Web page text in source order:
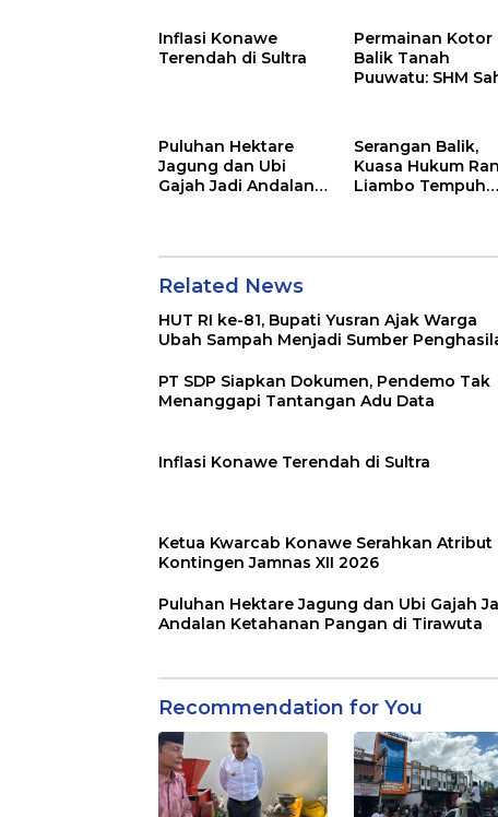
Inflasi Konawe
Terendah di Sultra
Permainan Kotor
Balik Tanah
Puuwatu: SHM
Mafia
Puluhan Hektare
Jagung dan Ubi
Gajah Jadi Andalan
Serangan Balik,
Kuasa Hukum
Liambo Tempuh
Related News
HUT RI ke-81, Bupati Yusran Ajak Warga
Ubah Sampah Menjadi Sumber
PT SDP Siapkan Dokumen, Pendemo Tak
Menanggapi Tantangan Adu Data
Inflasi Konawe Terendah di Sultra
Ketua Kwarcab Konawe Serahkan Atribut
Kontingen Jamnas XII 2026
Puluhan Hektare Jagung dan Ubi Gajah
Andalan Ketahanan Pangan di Tirawuta
Recommendation for You